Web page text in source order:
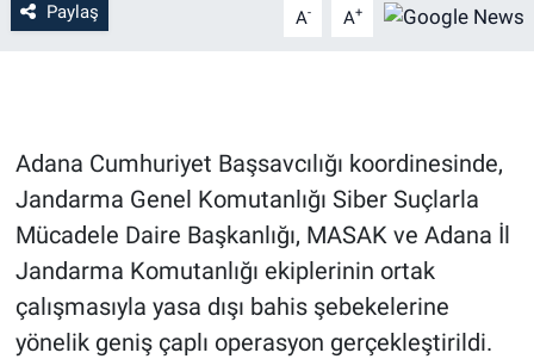
Paylaş A- A+
Adana Cumhuriyet Başsavcılığı koordinesinde,
Jandarma Genel Komutanlığı Siber Suçlarla
Mücadele Daire Başkanlığı, MASAK ve Adana İl
Jandarma Komutanlığı ekiplerinin ortak
çalışmasıyla yasa dışı bahis şebekelerine
yönelik geniş çaplı operasyon gerçekleştirildi.